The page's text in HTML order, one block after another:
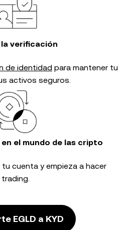
verificación
de identidad para mantener tu
activos seguros.
el mundo de las cripto
cuenta y empieza a hacer
trading.
EGLD a KYD